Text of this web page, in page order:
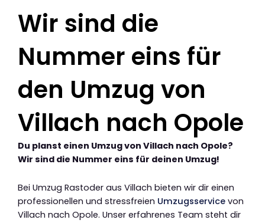
Wir sind die
Nummer eins für
den Umzug von
Villach nach Opole
Du planst einen Umzug von Villach nach Opole?
Wir sind die Nummer eins für deinen Umzug!
Bei Umzug Rastoder aus Villach bieten wir dir einen
professionellen und stressfreien Umzugsservice von
Villach nach Opole. Unser erfahrenes Team steht dir